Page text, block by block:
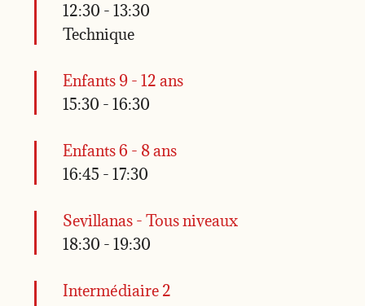
12:30 - 13:30
Technique
Enfants 9 - 12 ans
15:30 - 16:30
Enfants 6 - 8 ans
16:45 - 17:30
Sevillanas - Tous niveaux
18:30 - 19:30
Intermédiaire 2